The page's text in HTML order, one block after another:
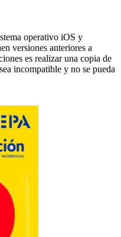
operativo iOS y
versiones anteriores a
es realizar una copia de
incompatible y no se pueda